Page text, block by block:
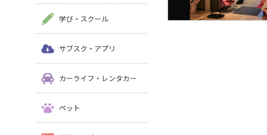
学び・スクール
サブスク・アプリ
カーライフ・レンタカー
ペット